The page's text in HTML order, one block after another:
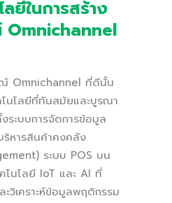
ลยีในการสร้าง
Omnichannel
ณ์ Omnichannel ที่ดีนั้น
โนโลยีที่ทันสมัยและบูรณา
ระบบการจัดการข้อมูล
ริหารสินค้าคงคลัง
ระบบ POS บน
นโลยี IoT และ AI ที่
ะวิเคราะห์ข้อมูลพฤติกรรม